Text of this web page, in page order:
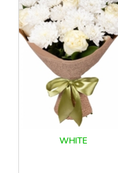
WHITE